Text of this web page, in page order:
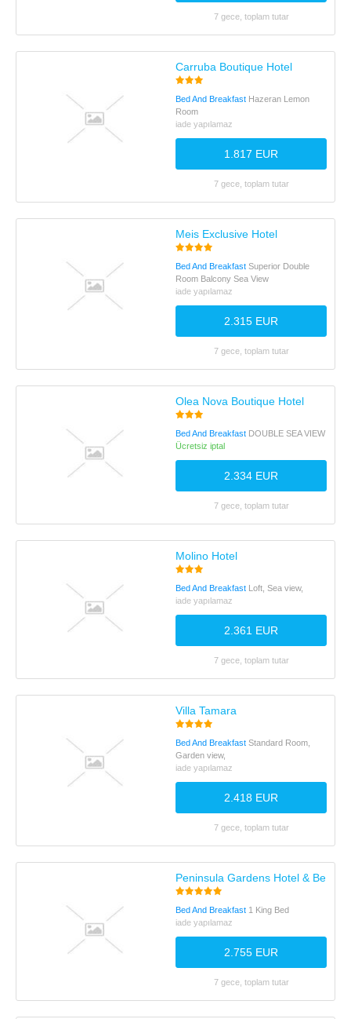
7 gece, toplam tutar
Carruba Boutique Hotel
Bed And Breakfast Hazeran Lemon
Room
iade yapılamaz
1.817 EUR
7 gece, toplam tutar
Meis Exclusive Hotel
Bed And Breakfast Superior Double
Room Balcony Sea View
iade yapılamaz
2.315 EUR
7 gece, toplam tutar
Olea Nova Boutique Hotel
Bed And Breakfast DOUBLE SEA VIEW
Ücretsiz iptal
2.334 EUR
7 gece, toplam tutar
Molino Hotel
Bed And Breakfast Loft, Sea view,
iade yapılamaz
2.361 EUR
7 gece, toplam tutar
Villa Tamara
Bed And Breakfast Standard Room,
Garden view,
iade yapılamaz
2.418 EUR
7 gece, toplam tutar
Peninsula Gardens Hotel & Beach
Bed And Breakfast 1 King Bed
iade yapılamaz
2.755 EUR
7 gece, toplam tutar